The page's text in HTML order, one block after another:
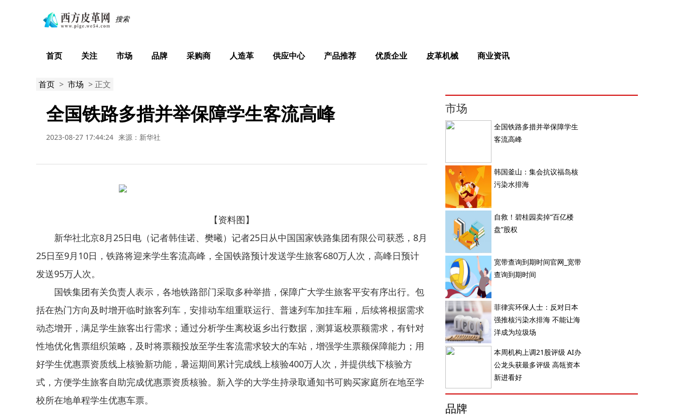
首页 关注 市场 品牌 采购商 人造革 供应中心 产品推荐 优质企业 皮革机械 商业资讯
首页 > 市场 > 正文
全国铁路多措并举保障学生客流高峰
2023-08-27 17:44:24 来源：新华社
【资料图】
新华社北京8月25日电（记者韩佳诺、樊曦）记者25日从中国国家铁路集团有限公司获悉，8月
25日至9月10日，铁路将迎来学生客流高峰，全国铁路预计发送学生旅客680万人次，高峰日预计
发送95万人次。
国铁集团有关负责人表示，各地铁路部门采取多种举措，保障广大学生旅客平安有序出行。包
括在热门方向及时增开临时旅客列车，安排动车组重联运行、普速列车加挂车厢，后续将根据需求
动态增开，满足学生旅客出行需求；通过分析学生离校返乡出行数据，测算返校票额需求，有针对
性地优化售票组织策略，及时将票额投放至学生客流需求较大的车站，增强学生票额保障能力；用
好学生优惠票资质线上核验新功能，暑运期间累计完成线上核验400万人次，并提供线下核验方
式，方便学生旅客自助完成优惠票资质核验。新入学的大学生持录取通知书可购买家庭所在地至学
校所在地单程学生优惠车票。
市场
全国铁路多措并举保障学生
客流高峰
韩国釜山：集会抗议福岛核
污染水排海
自救！碧桂园卖掉“百亿楼
盘”股权
宽带查询到期时间官网_宽带
查询到期时间
菲律宾环保人士：反对日本
强推核污染水排海 不能让海
洋成为垃圾场
本周机构上调21股评级 AI办
公龙头获最多评级 高瓴资本
新进看好
品牌